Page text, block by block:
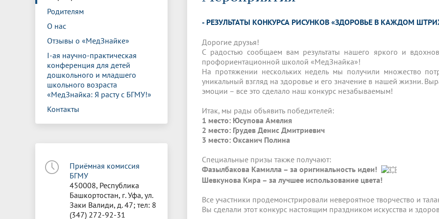
Электронный ящик доверия
БГМУ
Абитуриенту
Обращение граждан
Видеогалерея
Оплата банковской картой Реорганизация вуза
Эндаумент
Вопрос-ответ
Управление международной
деятельности
Отдел ординатуры
Федеральный аккредитационный
Научно-образовательный
Информация для инвалидов и лиц с
ограниченными возможностями
здоровья
Информация для студентов Я-профессионал
Медицинский инспектор
Онлайн обучение
Социальная работа в системе
Независимая оценка качества
Профессиональное обучение
Итоги научно-исследовательской
работы
испытания, ЛЭК
Конференции и форумы
Лаборатории мегагранта Полезные интернет-ссылки
Проблемные научные комиссии
БГМУ в рейтингах университетов
Управление инновационной
деятельности
Институт урологии и клинической
Репозиторий БГМУ Евразийский НОЦ
Санаторий-профилакторий БГМУ
Профсоюз обучающихся БГМУ
Совет обучающихся
Ассоциация выпускников Работа музеев на кафедрах
Золотой фонд БГМУ
Медиа центр
Жизнь иностранных студентов БГМУ
Университету 90 лет Университету 85 лет
Штаб студенческих отрядов БГМУ
Первичное отделение «Движение
Первых» БГМУ
Альманах "Исторический
Родителям
О нас
Отзывы о «МедЗнайке»
I-ая научно-практическая
конференция для детей
дошкольного и младшего
школьного возраста
«МедЗнайка: Я расту с БГМУ!»
Контакты
Приёмная комиссия
БГМУ
450008, Республика
Башкортостан, г. Уфа, ул.
Заки Валиди, д. 47; тел: 8
(347) 272-92-31
- РЕЗУЛЬТАТЫ КОНКУРСА РИСУНКОВ «ЗДОРОВЬЕ В КАЖДОМ
Дорогие друзья!
С радостью сообщаем вам результаты нашего яркого и
профориентационной школой «МедЗнайка»!
На протяжении нескольких недель мы получили множество
уникальный взгляд на здоровье и его значение в нашей жизни.
эмоции – все это сделало наш конкурс незабываемым!
Итак, мы рады объявить победителей:
1 место: Юсупова Амелия
2 место: Грудев Денис Дмитриевич
3 место: Оксанич Полина
Специальные призы также получают:
Фазылбакова Камилла – за оригинальность идеи!
Шевкунова Кира – за лучшее использование цвета!
Все участники продемонстрировали невероятное творчество и
Вы сделали этот конкурс настоящим праздником искусства и